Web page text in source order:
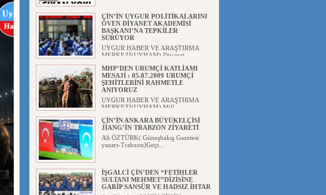
ÇİN’İN UYGUR POLİTİKALARINI
ÖVEN DİYANET AKADEMİSİ
BAŞKANI’NA TEPKİLER
SÜRÜYOR
UYGUR HABER VE ARAŞTIRMA
MERKEZİ(UYHAM) Diyanet
MHP’DEN URUMÇİ KATLİAMI
MESAJİ : 05.07.2009 URUMÇİ
ŞEHİTLERİNİ RAHMETLE
ANIYORUZ
UYGUR HABER VE ARAŞTIRMA
MERKEZİ(UYHAM) Mill...
ÇİN’İN ANKARA BÜYÜKELÇİSİ
JİANG’İN TRABZON ZİYARETİ
Ali ÖZTÜRK( Güneşbakış Gazetesi
yazarı-Trabzon)Geçt...
İŞGALCİ ÇİN’DEN “FETİHLER
SULTANI MEHMET”DİZİSİNE
GARİP SANSÜR VE HADSIZ İHTAR